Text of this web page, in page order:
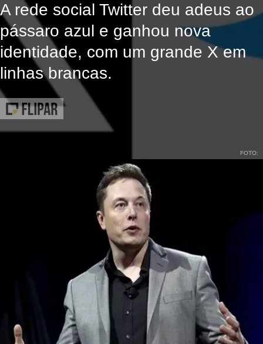
A rede social Twitter deu adeus ao
pássaro azul e ganhou nova
identidade, com um grande X em
linhas brancas.
FOTO: